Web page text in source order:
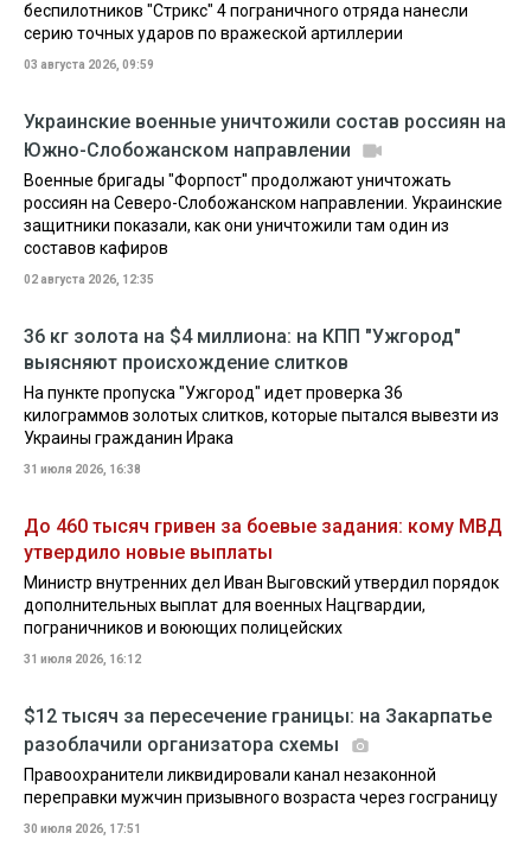
беспилотников "Стрикс" 4 пограничного отряда нанесли
серию точных ударов по вражеской артиллерии
03 августа 2026, 09:59
Украинские военные уничтожили состав россиян на
Южно-Слобожанском направлении
Военные бригады "Форпост" продолжают уничтожать
россиян на Северо-Слобожанском направлении. Украинские
защитники показали, как они уничтожили там один из
составов кафиров
02 августа 2026, 12:35
36 кг золота на $4 миллиона: на КПП "Ужгород"
выясняют происхождение слитков
На пункте пропуска "Ужгород" идет проверка 36
килограммов золотых слитков, которые пытался вывезти из
Украины гражданин Ирака
31 июля 2026, 16:38
До 460 тысяч гривен за боевые задания: кому МВД
утвердило новые выплаты
Министр внутренних дел Иван Выговский утвердил порядок
дополнительных выплат для военных Нацгвардии,
пограничников и воюющих полицейских
31 июля 2026, 16:12
$12 тысяч за пересечение границы: на Закарпатье
разоблачили организатора схемы
Правоохранители ликвидировали канал незаконной
переправки мужчин призывного возраста через госграницу
30 июля 2026, 17:51